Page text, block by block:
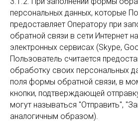
персональных данных, которые
предоставляет Оператору при
обратной связи в сети Интернет
электронных сервисах (Skype,
Пользователь считается
обработку своих персональных
поля формы обратной связи, в
кнопки, подтверждающей
могут называться "Отправить",
аналогичным образом).